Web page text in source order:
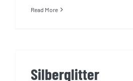
Read More
Silberglitter